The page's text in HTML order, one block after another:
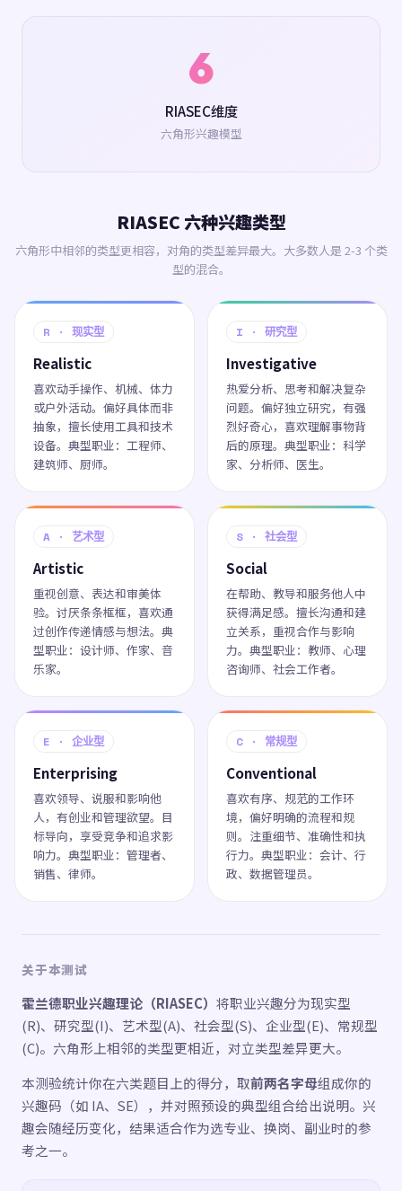
6
RIASEC维度
六角形兴趣模型
RIASEC 六种兴趣类型
六角形中相邻的类型更相容，对角的类型差异最大。大多数人是 2-3 个类
型的混合。
R · 现实型
Realistic
喜欢动手操作、机械、体力
或户外活动。偏好具体而非
抽象，擅长使用工具和技术
设备。典型职业：工程师、
建筑师、厨师。
I · 研究型
Investigative
热爱分析、思考和解决复杂
问题。偏好独立研究，有强
烈好奇心，喜欢理解事物背
后的原理。典型职业：科学
家、分析师、医生。
A · 艺术型
Artistic
重视创意、表达和审美体
验。讨厌条条框框，喜欢通
过创作传递情感与想法。典
型职业：设计师、作家、音
乐家。
S · 社会型
Social
在帮助、教导和服务他人中
获得满足感。擅长沟通和建
立关系，重视合作与影响
力。典型职业：教师、心理
咨询师、社会工作者。
E · 企业型
Enterprising
喜欢领导、说服和影响他
人，有创业和管理欲望。目
标导向，享受竞争和追求影
响力。典型职业：管理者、
销售、律师。
C · 常规型
Conventional
喜欢有序、规范的工作环
境，偏好明确的流程和规
则。注重细节、准确性和执
行力。典型职业：会计、行
政、数据管理员。
关于本测试
霍兰德职业兴趣理论（RIASEC） 将职业兴趣分为现实型
(R)、研究型(I)、艺术型(A)、社会型(S)、企业型(E)、常规型
(C)。六角形上相邻的类型更相近，对立类型差异更大。
本测验统计你在六类题目上的得分，取前两名字母组成你的
兴趣码（如 IA、SE），并对照预设的典型组合给出说明。兴
趣会随经历变化，结果适合作为选专业、换岗、副业时的参
考之一。